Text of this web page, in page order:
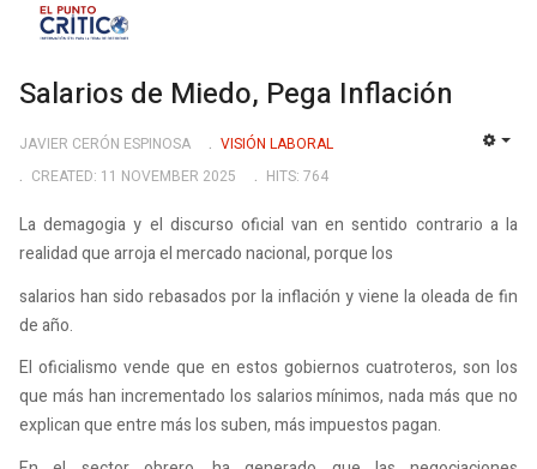
Salarios de Miedo, Pega Inflación
JAVIER CERÓN ESPINOSA
VISIÓN LABORAL
CREATED: 11 NOVEMBER 2025
HITS: 764
La demagogia y el discurso oficial van en sentido contrario a la
realidad que arroja el mercado nacional, porque los
salarios han sido rebasados por la inflación y viene la oleada de fin
de año.
El oficialismo vende que en estos gobiernos cuatroteros, son los
que más han incrementado los salarios mínimos, nada más que no
explican que entre más los suben, más impuestos pagan.